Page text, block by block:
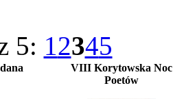
5: 12345
VIII Korytowska Noc
Poetów